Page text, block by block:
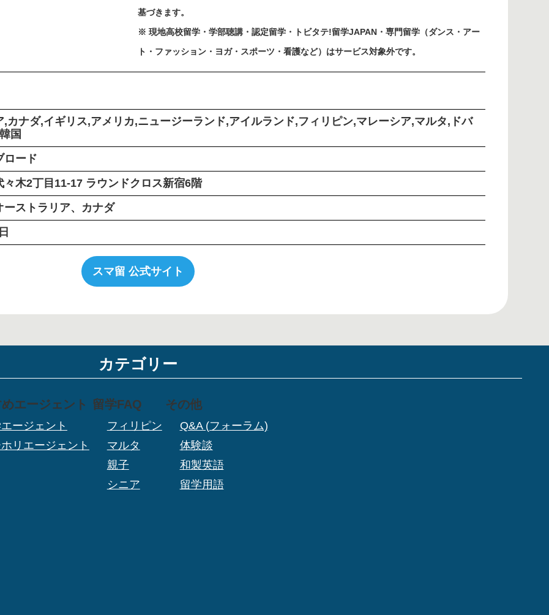
基づきます。
※ 現地高校留学・学部聴講・認定留学・トビタテ!留学JAPAN・専門留学（ダンス・アー
ト・ファッション・ヨガ・スポーツ・看護など）はサービス対象外です。
,カナダ,イギリス,アメリカ,ニュージーランド,アイルランド,フィリピン,マレーシア,マルタ,ドバ
国
ロード
々木2丁目11-17 ラウンドクロス新宿6階
ーストラリア、カナダ
スマ留 公式サイト
カテゴリー
エージェント
ージェント
リエージェント
留学FAQ
フィリピン
マルタ
親子
シニア
その他
Q&A (フォーラム)
体験談
和製英語
留学用語